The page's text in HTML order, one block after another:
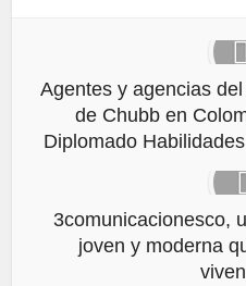
Agentes y agencias
de Chubb en
Diplomado
3comunicacionesco,
joven y moderna